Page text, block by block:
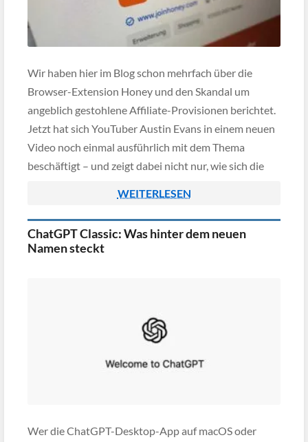
Wir haben hier im Blog schon mehrfach über die
Browser-Extension Honey und den Skandal um
angeblich gestohlene Affiliate-Provisionen berichtet.
Jetzt hat sich YouTuber Austin Evans in einem neuen
Video noch einmal ausführlich mit dem Thema
beschäftigt – und zeigt dabei nicht nur, wie sich die
weiterentwickelt hat, sondern auch, was […]
WEITERLESEN
ChatGPT Classic: Was hinter dem neuen
Namen steckt
Wer die ChatGPT-Desktop-App auf macOS oder